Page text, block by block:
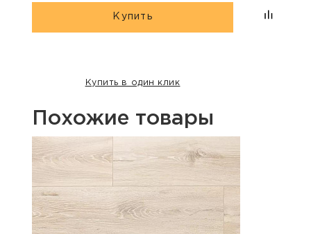
Купить
Купить в один клик
Похожие товары